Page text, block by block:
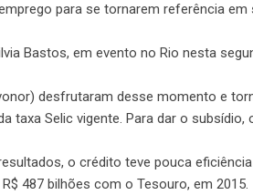
para se tornarem referência
Bastos, em evento no Rio nesta
desfrutaram desse momento e
taxa Selic vigente. Para dar o subsídio,
o crédito teve pouca
487 bilhões com o Tesouro, em 2015.